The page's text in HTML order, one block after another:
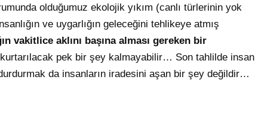
olduğumuz ekolojik yıkım (canlı türlerinin yok
ve uygarlığın geleceğini tehlikeye atmış
vakitlice aklını başına alması gereken bir
pek bir şey kalmayabilir… Son tahlilde insan
da insanların iradesini aşan bir şey değildir…